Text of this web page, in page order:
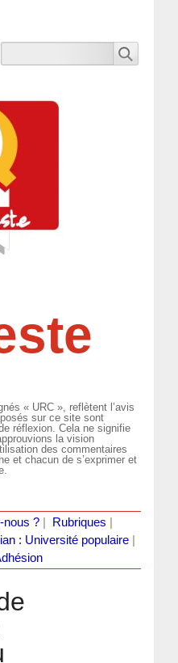
« URC », reflètent l’avis
sur ce site sont
réflexion. Cela ne signifie
la vision
des commentaires
et chacun de s’exprimer et
nous ?| Rubriques
: Université populaire